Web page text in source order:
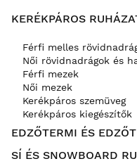
KERÉKPÁROS
Férfi melles
Női rövidnadrágok és
Férfi mezek
Női mezek
Kerékpáros szemüveg
Kerékpáros kiegészítők
EDZŐTERMI ÉS
SÍ ÉS SNOWBOARD